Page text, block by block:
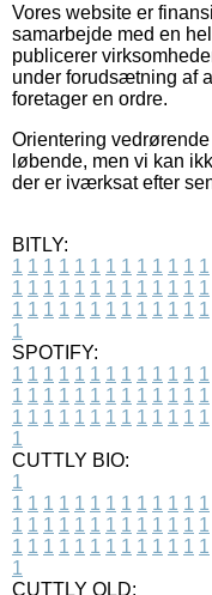
Vores website er
samarbejde med en
publicerer
under forudsætning af
foretager en ordre.
Orientering
løbende, men vi kan
der er iværksat efter
BITLY:
1 1 1 1 1 1 1 1 1 1 1 1 1
1 1 1 1 1 1 1 1 1 1 1 1 1
1 1 1 1 1 1 1 1 1 1 1 1 1
1
SPOTIFY:
1 1 1 1 1 1 1 1 1 1 1 1 1
1 1 1 1 1 1 1 1 1 1 1 1 1
1 1 1 1 1 1 1 1 1 1 1 1 1
1
CUTTLY BIO:
1
1 1 1 1 1 1 1 1 1 1 1 1 1
1 1 1 1 1 1 1 1 1 1 1 1 1
1 1 1 1 1 1 1 1 1 1 1 1 1
1
CUTTLY OLD: